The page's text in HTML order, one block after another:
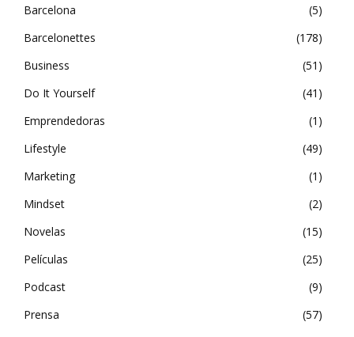
Barcelona
5
Barcelonettes
178
Business
51
Do It Yourself
41
Emprendedoras
1
Lifestyle
49
Marketing
1
Mindset
2
Novelas
15
Películas
25
Podcast
9
Prensa
57